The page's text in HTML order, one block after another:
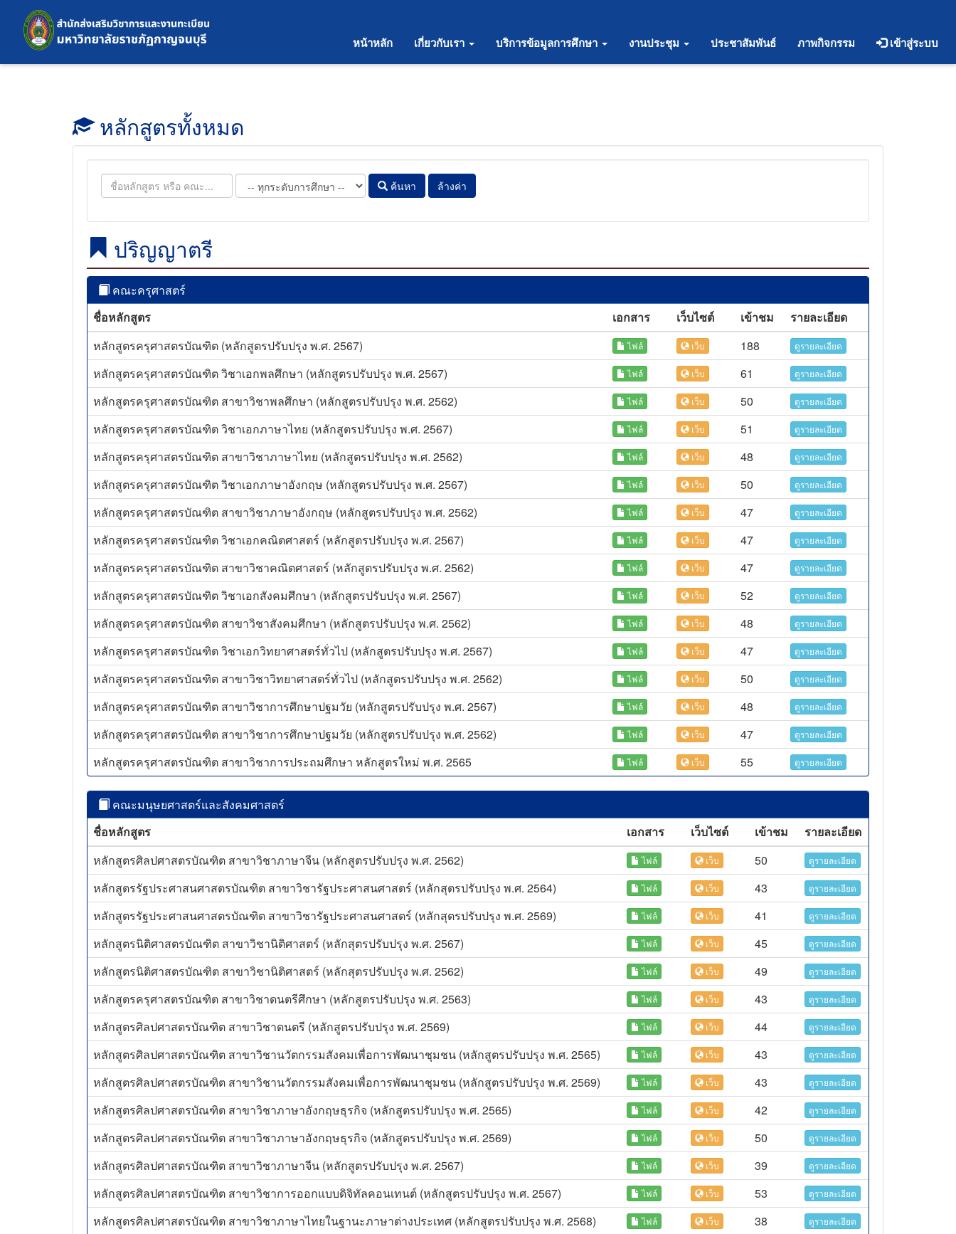
หน้าหลัก เกี่ยวกับเรา บริการข้อมูลการศึกษา งานประชุม ประชาสัมพันธ์ ภาพกิจกรรม เข้าสู่ระบบ
หลักสูตรทั้งหมด
ค้นหา ล้างค่า
ปริญญาตรี
คณะครุศาสตร์
ชื่อหลักสูตร
เอกสาร เว็บไซต์ เข้าชม
รายละเอียด
หลักสูตรครุศาสตรบัณฑิต (หลักสูตรปรับปรุง พ.ศ. 2567)
ไฟล์ เว็บ 188 ดูรายละเอียด
หลักสูตรครุศาสตรบัณฑิต วิชาเอกพลศึกษา (หลักสูตรปรับปรุง พ.ศ. 2567) ไฟล์ เว็บ 61 ดูรายละเอียด
หลักสูตรครุศาสตรบัณฑิต สาขาวิชาพลศึกษา (หลักสูตรปรับปรุง พ.ศ. 2562) ไฟล์ เว็บ 50 ดูรายละเอียด
หลักสูตรครุศาสตรบัณฑิต วิชาเอกภาษาไทย (หลักสูตรปรับปรุง พ.ศ. 2567) ไฟล์ เว็บ 51 ดูรายละเอียด
หลักสูตรครุศาสตรบัณฑิต สาขาวิชาภาษาไทย (หลักสูตรปรับปรุง พ.ศ. 2562) ไฟล์ เว็บ 48 ดูรายละเอียด
หลักสูตรครุศาสตรบัณฑิต วิชาเอกภาษาอังกฤษ (หลักสูตรปรับปรุง พ.ศ. 2567) ไฟล์ เว็บ 50 ดูรายละเอียด
หลักสูตรครุศาสตรบัณฑิต สาขาวิชาภาษาอังกฤษ (หลักสูตรปรับปรุง พ.ศ. 2562) ไฟล์ เว็บ 47 ดูรายละเอียด
หลักสูตรครุศาสตรบัณฑิต วิชาเอกคณิตศาสตร์ (หลักสูตรปรับปรุง พ.ศ. 2567) ไฟล์ เว็บ 47 ดูรายละเอียด
หลักสูตรครุศาสตรบัณฑิต สาขาวิชาคณิตศาสตร์ (หลักสูตรปรับปรุง พ.ศ. 2562) ไฟล์ เว็บ 47 ดูรายละเอียด
หลักสูตรครุศาสตรบัณฑิต วิชาเอกสังคมศึกษา (หลักสูตรปรับปรุง พ.ศ. 2567) ไฟล์ เว็บ 52 ดูรายละเอียด
หลักสูตรครุศาสตรบัณฑิต สาขาวิชาสังคมศึกษา (หลักสูตรปรับปรุง พ.ศ. 2562) ไฟล์ เว็บ 48 ดูรายละเอียด
หลักสูตรครุศาสตรบัณฑิต วิชาเอกวิทยาศาสตร์ทั่วไป (หลักสูตรปรับปรุง พ.ศ. 2567) ไฟล์ เว็บ 47 ดูรายละเอียด
หลักสูตรครุศาสตรบัณฑิต สาขาวิชาวิทยาศาสตร์ทั่วไป (หลักสูตรปรับปรุง พ.ศ. 2562) ไฟล์ เว็บ 50 ดูรายละเอียด
หลักสูตรครุศาสตรบัณฑิต สาขาวิชาการศึกษาปฐมวัย (หลักสูตรปรับปรุง พ.ศ. 2567) ไฟล์ เว็บ 48 ดูรายละเอียด
หลักสูตรครุศาสตรบัณฑิต สาขาวิชาการศึกษาปฐมวัย (หลักสูตรปรับปรุง พ.ศ. 2562) ไฟล์ เว็บ 47 ดูรายละเอียด
หลักสูตรครุศาสตรบัณฑิต สาขาวิชาการประถมศึกษา หลักสูตรใหม่ พ.ศ. 2565 ไฟล์ เว็บ 55 ดูรายละเอียด
คณะมนุษยศาสตร์และสังคมศาสตร์
ชื่อหลักสูตร
เอกสาร เว็บไซต์ เข้าชม
รายละเอียด
หลักสูตรศิลปศาสตรบัณฑิต สาขาวิชาภาษาจีน (หลักสูตรปรับปรุง พ.ศ. 2562)
ไฟล์ เว็บ 50 ดูรายละเอียด
หลักสูตรรัฐประศาสนศาสตรบัณฑิต สาขาวิชารัฐประศาสนศาสตร์ (หลักสุตรปรับปรุง พ.ศ. 2564) ไฟล์ เว็บ 43 ดูรายละเอียด
หลักสูตรรัฐประศาสนศาสตรบัณฑิต สาขาวิชารัฐประศาสนศาสตร์ (หลักสุตรปรับปรุง พ.ศ. 2569) ไฟล์ เว็บ 41 ดูรายละเอียด
หลักสูตรนิติศาสตรบัณฑิต สาขาวิชานิติศาสตร์ (หลักสุตรปรับปรุง พ.ศ. 2567) ไฟล์ เว็บ 45 ดูรายละเอียด
หลักสูตรนิติศาสตรบัณฑิต สาขาวิชานิติศาสตร์ (หลักสุตรปรับปรุง พ.ศ. 2562) ไฟล์ เว็บ 49 ดูรายละเอียด
หลักสูตรครุศาสตรบัณฑิต สาขาวิชาดนตรีศึกษา (หลักสูตรปรับปรุง พ.ศ. 2563) ไฟล์ เว็บ 43 ดูรายละเอียด
หลักสูตรศิลปศาสตรบัณฑิต สาขาวิชาดนตรี (หลักสูตรปรับปรุง พ.ศ. 2569) ไฟล์ เว็บ 44 ดูรายละเอียด
หลักสูตรศิลปศาสตรบัณฑิต สาขาวิชานวัตกรรมสังคมเพื่อการพัฒนาชุมชน (หลักสูตรปรับปรุง พ.ศ. 2565) ไฟล์ เว็บ 43 ดูรายละเอียด
หลักสูตรศิลปศาสตรบัณฑิต สาขาวิชานวัตกรรมสังคมเพื่อการพัฒนาชุมชน (หลักสูตรปรับปรุง พ.ศ. 2569) ไฟล์ เว็บ 43 ดูรายละเอียด
หลักสูตรศิลปศาสตรบัณฑิต สาขาวิชาภาษาอังกฤษธุรกิจ (หลักสูตรปรับปรุง พ.ศ. 2565) ไฟล์ เว็บ 42 ดูรายละเอียด
หลักสูตรศิลปศาสตรบัณฑิต สาขาวิชาภาษาอังกฤษธุรกิจ (หลักสูตรปรับปรุง พ.ศ. 2569) ไฟล์ เว็บ 50 ดูรายละเอียด
หลักสูตรศิลปศาสตรบัณฑิต สาขาวิชาภาษาจีน (หลักสูตรปรับปรุง พ.ศ. 2567) ไฟล์ เว็บ 39 ดูรายละเอียด
หลักสูตรศิลปศาสตรบัณฑิต สาขาวิชาการออกแบบดิจิทัลคอนเทนต์ (หลักสูตรปรับปรุง พ.ศ. 2567) ไฟล์ เว็บ 53 ดูรายละเอียด
หลักสูตรศิลปศาสตรบัณฑิต สาขาวิชาภาษาไทยในฐานะภาษาต่างประเทศ (หลักสูตรปรับปรุง พ.ศ. 2568) ไฟล์ เว็บ 38 ดูรายละเอียด